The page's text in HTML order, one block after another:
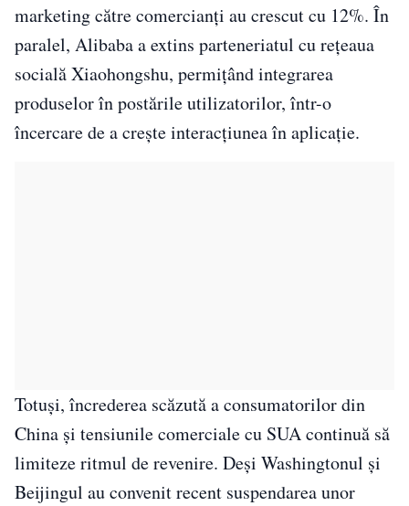
marketing către comercianți au crescut cu 12%. În
paralel, Alibaba a extins parteneriatul cu rețeaua
socială Xiaohongshu, permițând integrarea
produselor în postările utilizatorilor, într-o
încercare de a crește interacțiunea în aplicație.
Totuși, încrederea scăzută a consumatorilor din
China și tensiunile comerciale cu SUA continuă să
limiteze ritmul de revenire. Deși Washingtonul și
Beijingul au convenit recent suspendarea unor